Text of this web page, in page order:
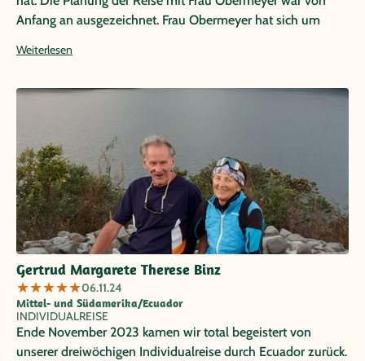
Anfang an ausgezeichnet. Frau Obermeyer hat sich um
hervorragend beraten, da sie selbst das Land kennt und alle
Ecuadors in 3 Wochen zu einem vernünftigen Preis sehen.
Hervorheben möchten wir jedenfalls unseren Aufenthalt im
Amazonas-Regenwald in der Yarina Eco Lodge (Nähe
Coca), Wanderungen in den Anden-Nationalparks
Cotopaxi, Chimborazo (5.000 Höhenmeter) und Cajas, die
Weltkulturerbe-Stadt Cuenca und natürlich die Galápagos
Inseln. Unsere Fahrer und Guides waren alle ausgezeichnet
und sehr nett. Wenn wir wieder eine Reise nach Süd- oder
Mittelamerika oder nach Asien untenehmen, werden wir
diese auf jeden Fall über Papaya Tours organisieren.
Weiterlesen
Gertrud Margarete Therese Binz
★★★★★06.11.24
Mittel- und Südamerika/Ecuador
INDIVIDUALREISE
Ende November 2023 kamen wir total begeistert von
unserer dreiwöchigen Individualreise durch Ecuador zurück.